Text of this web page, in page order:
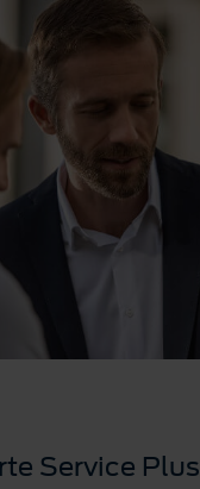
Service